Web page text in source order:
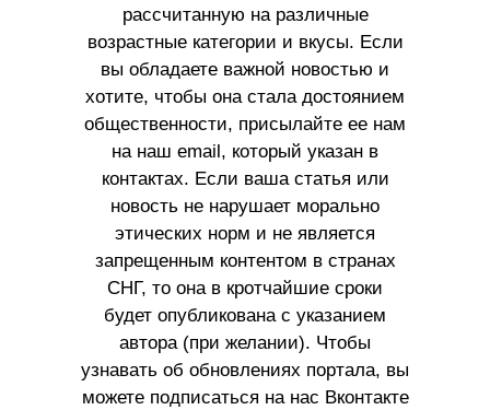
рассчитанную на различные
возрастные категории и вкусы. Если
вы обладаете важной новостью и
хотите, чтобы она стала достоянием
общественности, присылайте ее нам
на наш email, который указан в
контактах. Если ваша статья или
новость не нарушает морально
этических норм и не является
запрещенным контентом в странах
СНГ, то она в кротчайшие сроки
будет опубликована с указанием
автора (при желании). Чтобы
узнавать об обновлениях портала, вы
можете подписаться на нас Вконтакте